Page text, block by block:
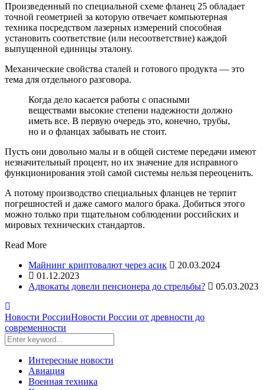
Произведенный по специальной схеме фланец 25 обладает
точной геометрией за которую отвечает компьютерная
техника посредством лазерных измерений способная
установить соответствие (или несоответствие) каждой
выпущенной единицы эталону.
Механические свойства сталей и готового продукта — это
тема для отдельного разговора.
Когда дело касается работы с опасными
веществами высокие степени надежности должно
иметь все. В первую очередь это, конечно, трубы,
но и о фланцах забывать не стоит.
Пусть они довольно малы и в общей системе передачи имеют
незначительный процент, но их значение для исправного
функционирования этой самой системы нельзя переоценить.
А потому производство специальных фланцев не терпит
погрешностей и даже самого малого брака. Добиться этого
можно только при тщательном соблюдении российских и
мировых технических стандартов.
Read More
Майнинг криптовалют через асик
20.03.2024
01.12.2023
Адвокаты довели пенсионера до стрельбы?
05.03.2023
Новости РоссииНовости России от древности до
современности
Интересные новости
Авиация
Военная техника